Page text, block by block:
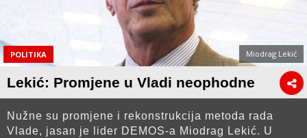
POLITIKA Miodrag Lekić
Lekić: Promjene u Vladi neophodne
Nužne su promjene i rekonstrukcija metoda rada
Vlade, jasan je lider DEMOS-a Miodrag Lekić. U